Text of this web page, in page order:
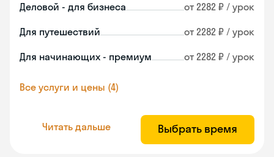
Деловой - для бизнеса от 2282 ₽ / урок
Для путешествий от 2282 ₽ / урок
Для начинающих - премиум от 2282 ₽ / урок
Все услуги и цены (4)
Читать дальше Выбрать время